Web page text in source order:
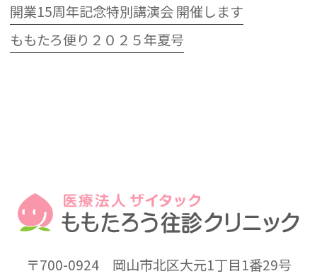
開業15周年記念特別講演会 開催します
ももたろ便り２０２５年夏号
〒700-0924岡山市北区大元1丁目1番29号